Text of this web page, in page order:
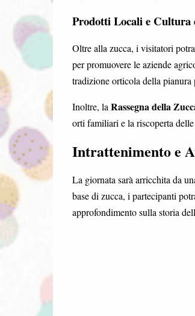
Prodotti Locali e Cultura
Oltre alla zucca, i visitatori
per promuovere le aziende
tradizione orticola della pianura
Inoltre, laRassegna della
orti familiari e la riscoperta
Intrattenimento e
La giornata sarà arricchita da
base di zucca, i partecipanti
approfondimento sulla storia